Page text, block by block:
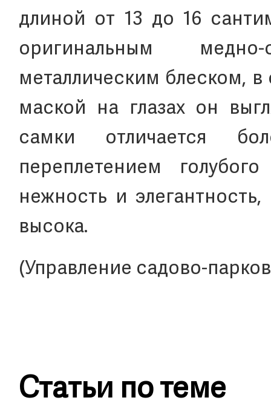
длиной от 13 до 16
оригинальным
металлическим блеском,
маской на глазах он
самки отличается
переплетением
нежность и
высока.
(Управление садово-
Статьи по теме